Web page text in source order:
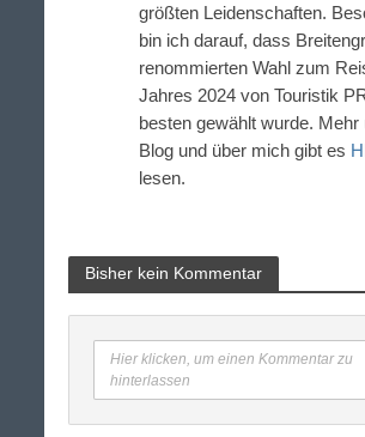
größten Leidenschaften.
bin ich darauf, dass
renommierten Wahl zum
Jahres 2024 von Touristik
besten gewählt wurde. Mehr
Blog und über mich gibt es
lesen.
Bisher kein Kommentar
Hier klicken, um einen Kommentar zu
hinterlassen